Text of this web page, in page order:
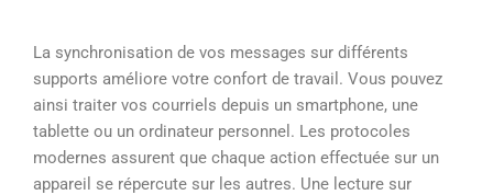
La synchronisation de vos messages sur différents
supports améliore votre confort de travail. Vous pouvez
ainsi traiter vos courriels depuis un smartphone, une
tablette ou un ordinateur personnel. Les protocoles
modernes assurent que chaque action effectuée sur un
appareil se répercute sur les autres. Une lecture sur